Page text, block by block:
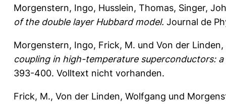
Morgenstern, Ingo, Husslein, Thomas, Singer,
of the double layer Hubbard model. Journal de
Morgenstern, Ingo, Frick, M. und Von der
coupling in high-temperature superconductors:
393-400. Volltext nicht vorhanden.
Frick, M., Von der Linden, Wolfgang und